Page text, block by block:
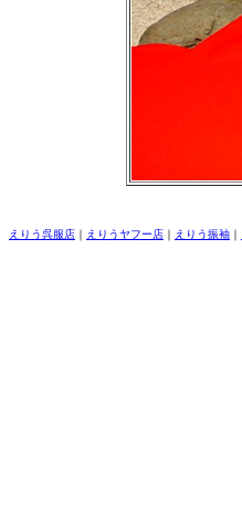
えりう呉服店 ｜ えりうヤフー店 ｜ えりう振袖 ｜